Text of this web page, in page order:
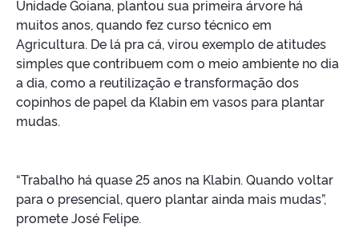
Unidade Goiana, plantou sua primeira árvore há
muitos anos, quando fez curso técnico em
Agricultura. De lá pra cá, virou exemplo de atitudes
simples que contribuem com o meio ambiente no dia
a dia, como a reutilização e transformação dos
copinhos de papel da Klabin em vasos para plantar
mudas.
“Trabalho há quase 25 anos na Klabin. Quando voltar
para o presencial, quero plantar ainda mais mudas”,
promete José Felipe.